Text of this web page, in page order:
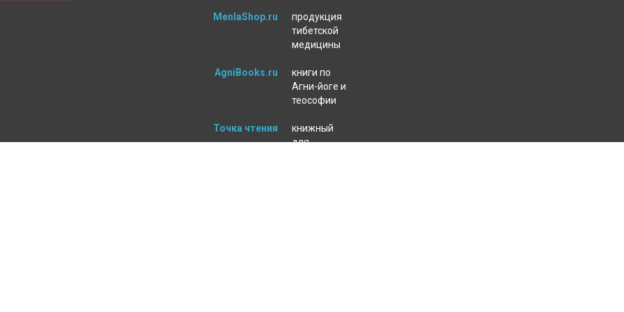
MenlaShop.ru
продукция
тибетской
медицины
AgniBooks.ru
книги по
Агни-йоге и
теософии
Точка чтения
книжный
для